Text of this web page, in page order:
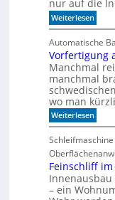
e
r
r
e
a
l
r
S
e
r
i
e
nur auf die
Weiterlesen:
W
a
n
n
l
o
h
n
t
s
i
c
h
C
N
C
-
T
Automatische
Vorfertigung
Manchmal
manchmal
wo man
Weiterlesen:
V
o
r
f
e
r
t
i
Feinschliff
– ein